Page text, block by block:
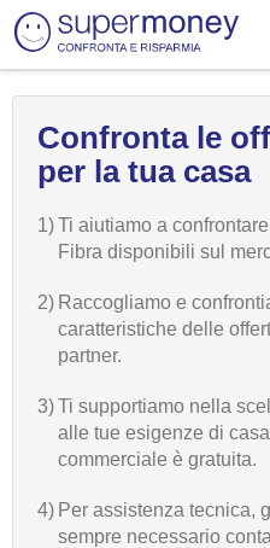
Confronta le
per la tua casa
1)Ti aiutiamo a
Fibra disponibili sul
2) Raccogliamo e
caratteristiche delle
partner.
3)Ti supportiamo nella
alle tue esigenze di
commerciale è gratuita.
4) Per assistenza tecnica,
sempre necessario